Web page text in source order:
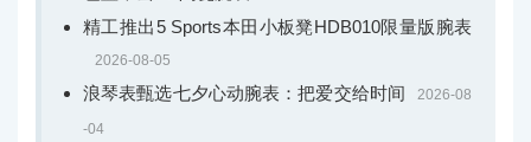
了朗格精益求精的严格标准。铂金950款搭配银灰色表盘和
经黑色镀铑处理的时间桥，与之颜色相呼应的指针令表盘
设计更显和谐优雅，动力储存指示格少于12小时部分则以
红色标记，令表盘更富有表现力。腕表清晰且新颖的时间
精工推出5 Sports本田小板凳HDB010限量版腕表
2026-08-05
浪琴表甄选七夕心动腕表：把爱交给时间 2026-08
-04